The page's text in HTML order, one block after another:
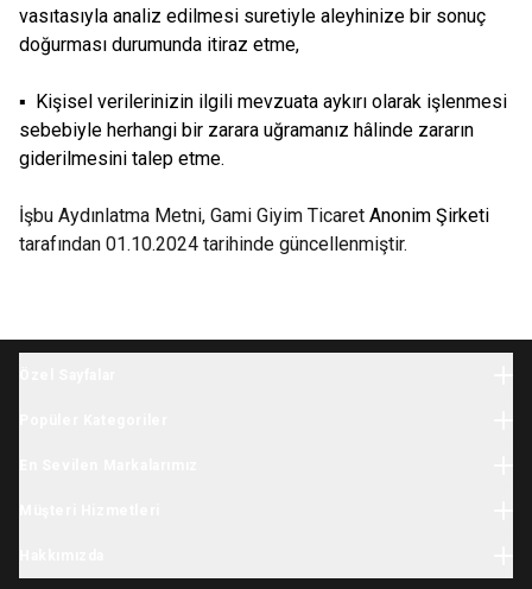
vasıtasıyla analiz edilmesi suretiyle aleyhinize bir sonuç
doğurması durumunda itiraz etme,
▪ Kişisel verilerinizin ilgili mevzuata aykırı olarak işlenmesi
sebebiyle herhangi bir zarara uğramanız hâlinde zararın
giderilmesini talep etme.
İşbu Aydınlatma Metni, Gami Giyim Ticaret Anonim Şirketi
tarafından 01.10.2024 tarihinde güncellenmiştir.
OshKosh